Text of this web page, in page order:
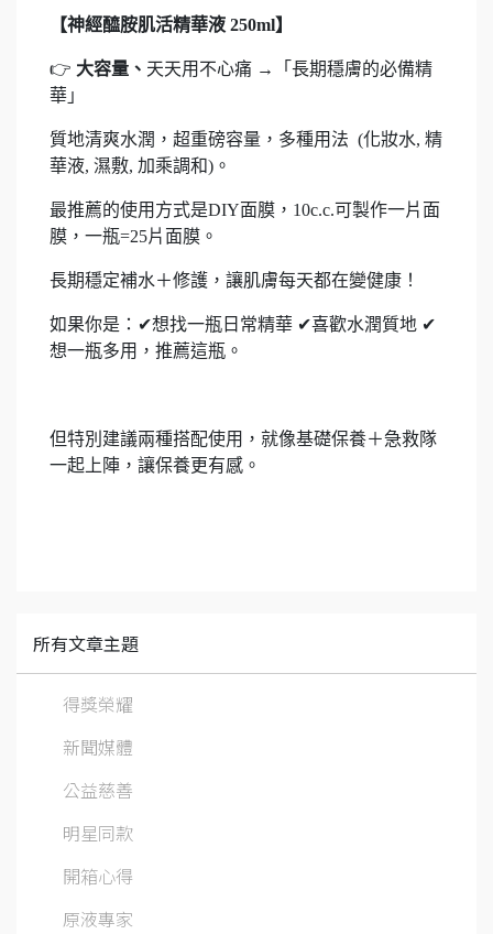
【神經醯胺肌活精華液 250ml】
👉 大容量、 天天用不心痛 →「長期穩膚的必備精
華」
質地清爽水潤，超重磅容量，多種用法 (化妝水, 精
華液, 濕敷, 加乘調和)。
最推薦的使用方式是DIY面膜，10c.c.可製作一片面
膜，一瓶=25片面膜。
長期穩定補水＋修護，讓肌膚每天都在變健康！
如果你是：✔想找一瓶日常精華 ✔喜歡水潤質地 ✔
想一瓶多用，推薦這瓶。
但特別建議兩種搭配使用，就像基礎保養＋急救隊
一起上陣，讓保養更有感。
所有文章主題
得獎榮耀
新聞媒體
公益慈善
明星同款
開箱心得
原液專家